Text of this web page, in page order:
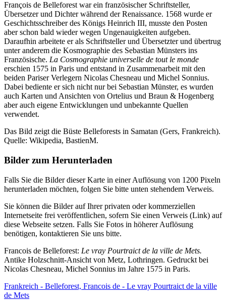
François de Belleforest war ein französischer Schriftsteller,
Übersetzer und Dichter während der Renaissance. 1568 wurde er
Geschichtsschreiber des Königs Heinrich III, musste den Posten
aber schon bald wieder wegen Ungenauigkeiten aufgeben.
Daraufhin arbeitete er als Schriftsteller und Übersetzter und übertrug
unter anderem die Kosmographie des Sebastian Münsters ins
Französische. La Cosmographie universelle de tout le monde
erschien 1575 in Paris und entstand in Zusammenarbeit mit den
beiden Pariser Verlegern Nicolas Chesneau und Michel Sonnius.
Dabei bediente er sich nicht nur bei Sebastian Münster, es wurden
auch Karten und Ansichten von Ortelius und Braun & Hogenberg
aber auch eigene Entwicklungen und unbekannte Quellen
verwendet.
Das Bild zeigt die Büste Belleforests in Samatan (Gers, Frankreich).
Quelle: Wikipedia, BastienM.
Bilder zum Herunterladen
Falls Sie die Bilder dieser Karte in einer Auflösung von 1200 Pixeln
herunterladen möchten, folgen Sie bitte unten stehendem Verweis.
Sie können die Bilder auf Ihrer privaten oder kommerziellen
Internetseite frei veröffentlichen, sofern Sie einen Verweis (Link) auf
diese Webseite setzen. Falls Sie Fotos in höherer Auflösung
benötigen, kontaktieren Sie uns bitte.
Francois de Belleforest: Le vray Pourtraict de la ville de Mets.
Antike Holzschnitt-Ansicht von Metz, Lothringen. Gedruckt bei
Nicolas Chesneau, Michel Sonnius im Jahre 1575 in Paris.
Frankreich - Belleforest, Francois de - Le vray Pourtraict de la ville
de Mets